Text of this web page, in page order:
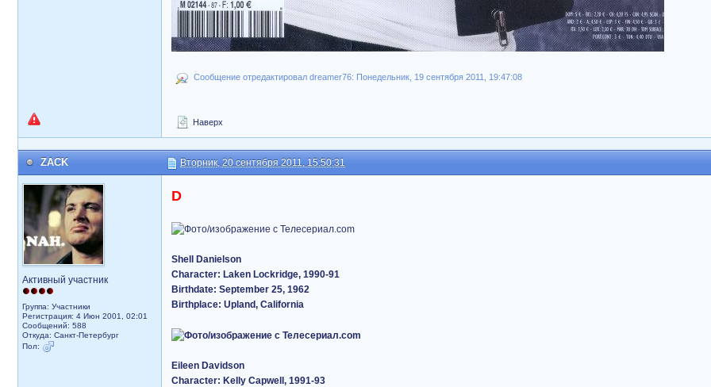
Сообщение отредактировал dreamer76: Понедельник, 19 сентября 2011, 19:47:08
Наверх
ZACK Вторник, 20 сентября 2011, 15:50:31
Активный участник
Группа: Участники
Регистрация: 4 Июн 2001, 02:01
Сообщений: 588
Откуда: Санкт-Петербург
Пол:
D
Shell Danielson
Character: Laken Lockridge, 1990-91
Birthdate: September 25, 1962
Birthplace: Upland, California
Eileen Davidson
Character: Kelly Capwell, 1991-93